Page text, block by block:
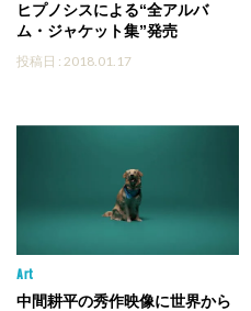
ヒプノシスによる“全アルバ
ム・ジャケット集”発売
投稿日 : 2018.01.17
Art
中間耕平の秀作映像に世界から